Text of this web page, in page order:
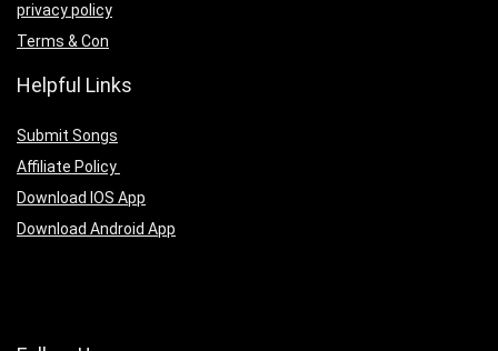
privacy policy
Terms & Con
Helpful Links
Submit Songs
Affiliate Policy
Download IOS App
Download Android App